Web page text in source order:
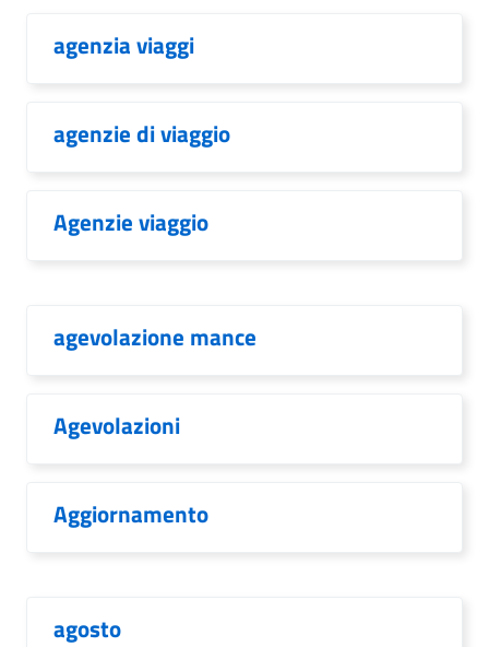
agenzia viaggi
agenzie di viaggio
Agenzie viaggio
agevolazione mance
Agevolazioni
Aggiornamento
agosto